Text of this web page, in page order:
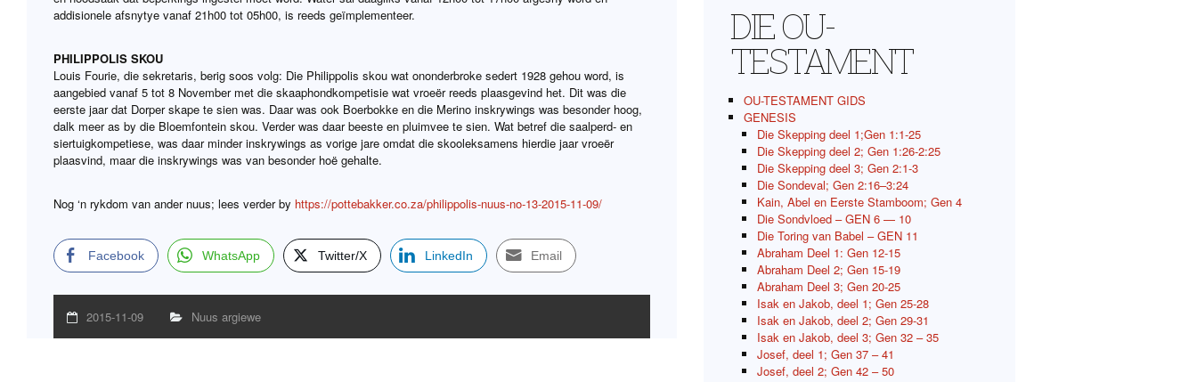
addisionele afsnytye vanaf 21h00 tot 05h00, is reeds geïmplementeer.
PHILIPPOLIS SKOU
Louis Fourie, die sekretaris, berig soos volg: Die Philippolis skou wat ononderbroke sedert 1928 gehou word, is
aangebied vanaf 5 tot 8 November met die skaaphondkompetisie wat vroeër reeds plaasgevind het. Dit was die
eerste jaar dat Dorper skape te sien was. Daar was ook Boerbokke en die Merino inskrywings was besonder hoog,
dalk meer as by die Bloemfontein skou. Verder was daar beeste en pluimvee te sien. Wat betref die saalperd- en
siertuigkompetiese, was daar minder inskrywings as vorige jare omdat die skooleksamens hierdie jaar vroeër
plaasvind, maar die inskrywings was van besonder hoë gehalte.
Nog ‘n rykdom van ander nuus; lees verder by https://pottebakker.co.za/philippolis-nuus-no-13-2015-11-09/
Facebook WhatsApp Twitter/X LinkedIn Email
2015-11-09 Nuus argiewe
DIE OU-
TESTAMENT
OU-TESTAMENT GIDS
GENESIS
Die Skepping deel 1;Gen 1:1-25
Die Skepping deel 2; Gen 1:26-2:25
Die Skepping deel 3; Gen 2:1-3
Die Sondeval; Gen 2:16–3:24
Kain, Abel en Eerste Stamboom; Gen 4
Die Sondvloed – GEN 6 — 10
Die Toring van Babel – GEN 11
Abraham Deel 1: Gen 12-15
Abraham Deel 2; Gen 15-19
Abraham Deel 3; Gen 20-25
Isak en Jakob, deel 1; Gen 25-28
Isak en Jakob, deel 2; Gen 29-31
Isak en Jakob, deel 3; Gen 32 – 35
Josef, deel 1; Gen 37 – 41
Josef, deel 2; Gen 42 – 50